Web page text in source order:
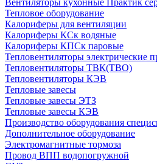
Вентиляторы кухонные Практик
Тепловое оборудование
Калориферы для вентиляции
Калориферы КСк водяные
Калориферы КПСк паровые
Тепловентиляторы электрические
Тепловентиляторы ТВК(ТВО)
Тепловентиляторы КЭВ
Тепловые завесы
Тепловые завесы ЭТЗ
Тепловые завесы КЭВ
Производство оборудования
Дополнительное оборудование
Электромагнитные тормоза
Провод ВПП водопогружной